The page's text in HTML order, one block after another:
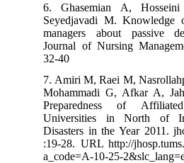
6. Ghasemian A,
Seyedjavadi M.
managers about passive
Journal of Nursing
32-40
7. Amiri M, Raei M,
Mohammadi G, Afkar A,
Preparedness of
Universities in North of
Disasters in the Year 2011.
:19-28. URL http://
a_code=A-10-25-